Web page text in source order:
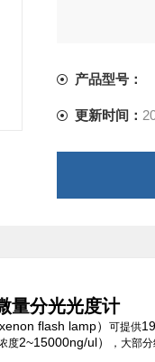
产品型号：
更新时间：
量分光光度计
flash lamp） 可提供
度2~15000ng/ul） ，大部